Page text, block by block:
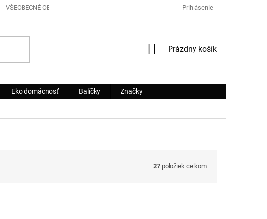
VŠEOBECNÉ OBCHODNÉ PODMIENKY ODSTÚPENIE OD ZMLUVY
Prihlásenie
NÁKUPNÝ
Prázdny košík
Eko domácnosť Balíčky Značky
27 položiek celkom